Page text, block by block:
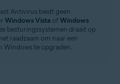
Antivirus biedt geen
Windows Vista ofWindows
besturingssystemen draait op
raadzaam om naar een
Windows te upgraden.